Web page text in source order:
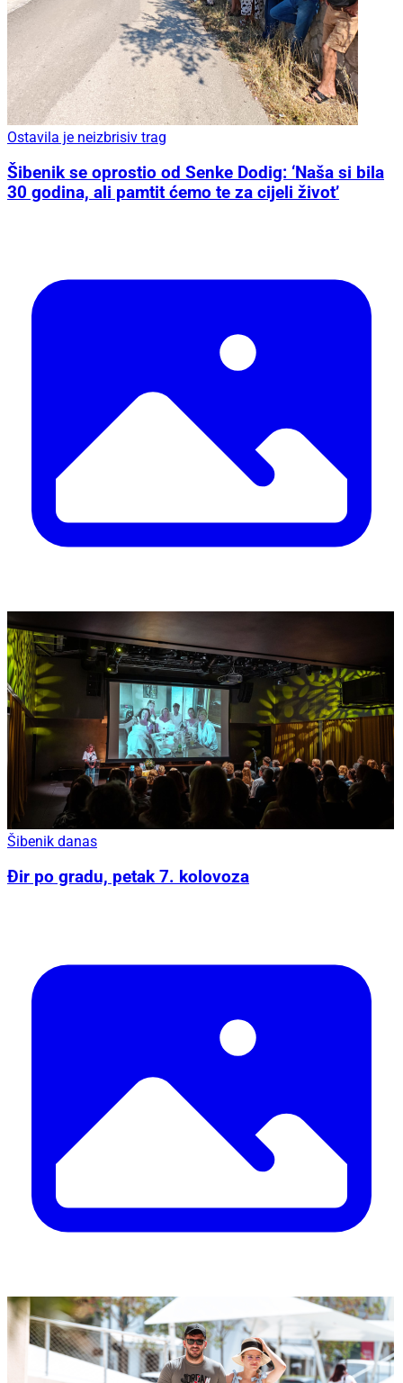
Ostavila je neizbrisiv trag
Šibenik se oprostio od Senke Dodig: ‘Naša si bila
30 godina, ali pamtit ćemo te za cijeli život’
Šibenik danas
Đir po gradu, petak 7. kolovoza